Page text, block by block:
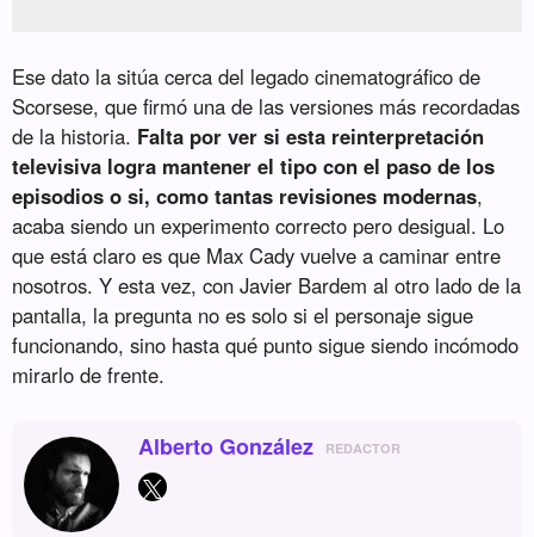
Ese dato la sitúa cerca del legado cinematográfico de
Scorsese, que firmó una de las versiones más recordadas
de la historia. Falta por ver si esta reinterpretación
televisiva logra mantener el tipo con el paso de los
episodios o si, como tantas revisiones modernas,
acaba siendo un experimento correcto pero desigual. Lo
que está claro es que Max Cady vuelve a caminar entre
nosotros. Y esta vez, con Javier Bardem al otro lado de la
pantalla, la pregunta no es solo si el personaje sigue
funcionando, sino hasta qué punto sigue siendo incómodo
mirarlo de frente.
Alberto González REDACTOR